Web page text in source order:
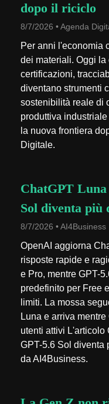
dopo il riciclo
8/7/2026 • Agenda
Per anni l'economia
dei materiali. Oggi
certificazioni,
diventano strumenti
sostenibilità reale di
produttiva
la nuova frontiera
Digitale.
ChatGPT
Sol diventa più
8/7/2026 • AI4Business
OpenAI aggiorna
risposte rapide e
e Pro, mentre GPT-
predefinito per Free
limiti. La mossa
Luna e arriva
utenti attivi L'articolo
GPT-5.6 Sol diventa
da AI4Business.